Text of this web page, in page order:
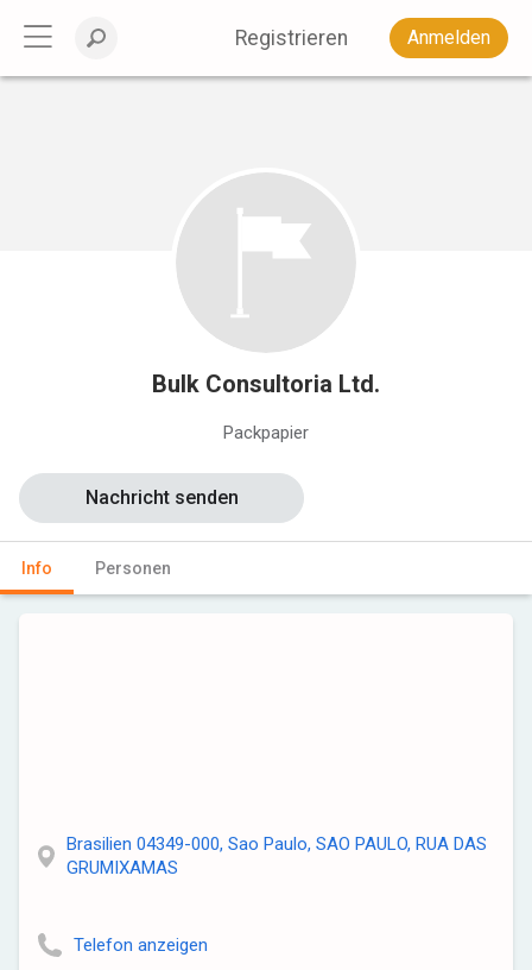
Registrieren Anmelden
Bulk Consultoria Ltd.
Packpapier
Info Personen
Nachricht senden
Brasilien 04349-000, Sao Paulo, SAO PAULO, RUA DAS
GRUMIXAMAS
Telefon anzeigen